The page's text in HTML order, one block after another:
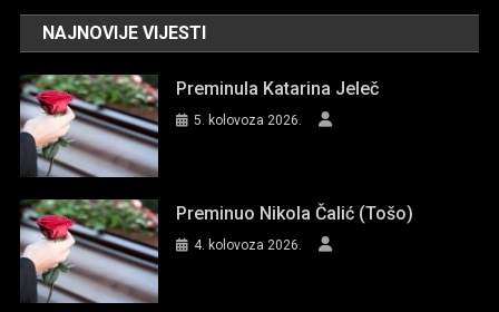
NAJNOVIJE VIJESTI
Preminula Katarina Jeleč
5. kolovoza 2026.
Preminuo Nikola Čalić (Tošo)
4. kolovoza 2026.